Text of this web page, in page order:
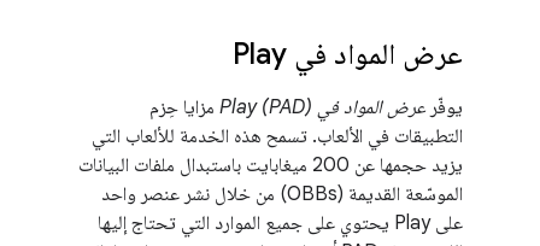
عرض المواد في Play
يوفّر عرض المواد في Play (PAD)
مزايا حِزم
التطبيقات في الألعاب. تسمح هذه الخدمة للألعاب التي
يزيد حجمها عن 200 ميغابايت باستبدال ملفات البيانات
الموسّعة القديمة (OBBs) من خلال نشر عنصر واحد
على Play يحتوي على جميع الموارد التي تحتاج إليها